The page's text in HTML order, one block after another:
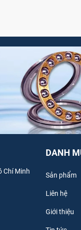
Chí Minh
DANH
Sản phẩm
Liên hệ
Giới thiệu